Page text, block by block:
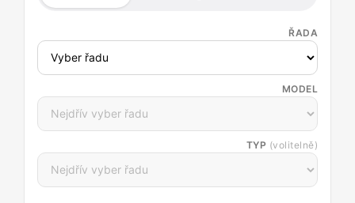
ŘADA
MODEL
TYP (volitelně)